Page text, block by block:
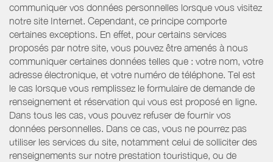
communiquer vos données personnelles lorsque vous visitez
notre site Internet. Cependant, ce principe comporte
certaines exceptions. En effet, pour certains services
proposés par notre site, vous pouvez être amenés à nous
communiquer certaines données telles que : votre nom, votre
adresse électronique, et votre numéro de téléphone. Tel est
le cas lorsque vous remplissez le formulaire de demande de
renseignement et réservation qui vous est proposé en ligne.
Dans tous les cas, vous pouvez refuser de fournir vos
données personnelles. Dans ce cas, vous ne pourrez pas
utiliser les services du site, notamment celui de solliciter des
renseignements sur notre prestation touristique, ou de